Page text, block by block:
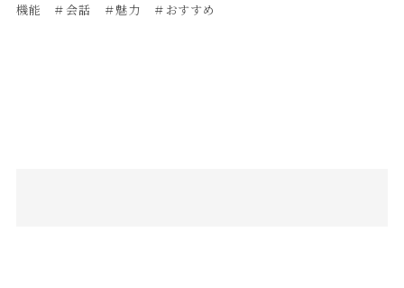
機能 ＃会話 ＃魅力 ＃おすすめ